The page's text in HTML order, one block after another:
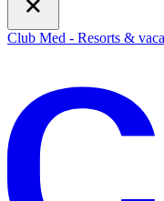
Club Med - Resorts &